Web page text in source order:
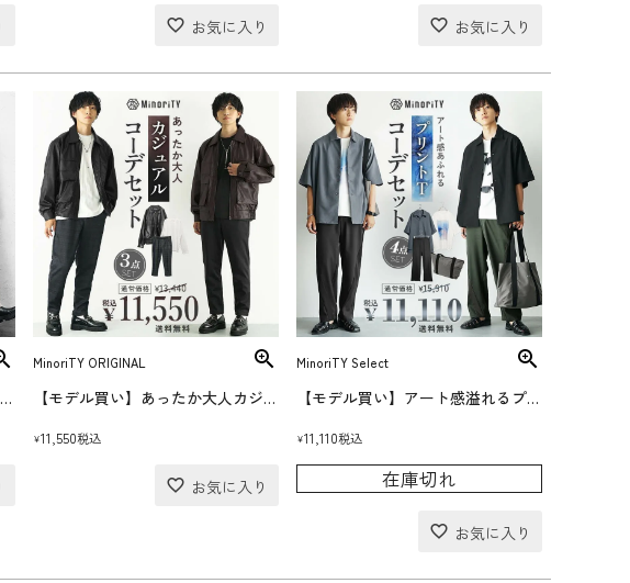
【モデル買い】冬映えニットコーデセット(送料無料)
MinoriTY ORIGINAL
【モデル買い】あったか大人カジュアルコーデセット(送料無料)
¥11,550税込
MinoriTY Select
【モデル買い】アート感溢れるプリントTeeコーデセット(送料無料)
¥11,110税込
在庫切れ